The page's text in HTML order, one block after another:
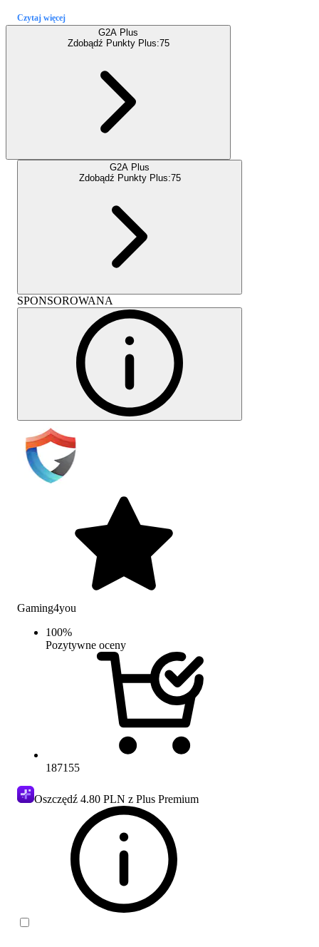
Czytaj więcej
G2A Plus
Zdobądź Punkty Plus:75
G2A Plus
Zdobądź Punkty Plus:75
SPONSOROWANA
Gaming4you
100%
Pozytywne oceny
187155
Oszczędź 4.80 PLN z Plus Premium